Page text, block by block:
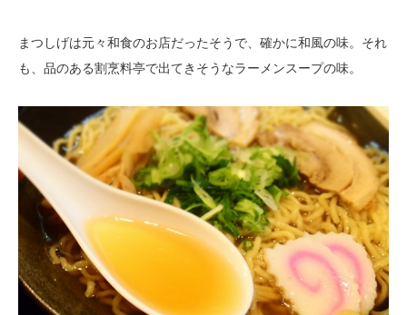
まつしげは元々和食のお店だったそうで、確かに和風の味。それ
も、品のある割烹料亭で出てきそうなラーメンスープの味。